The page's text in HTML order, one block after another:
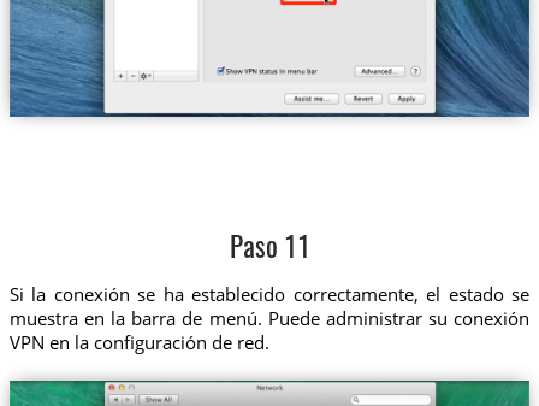
Paso 11
Si la conexión se ha establecido correctamente, el estado se
muestra en la barra de menú. Puede administrar su conexión
VPN en la configuración de red.